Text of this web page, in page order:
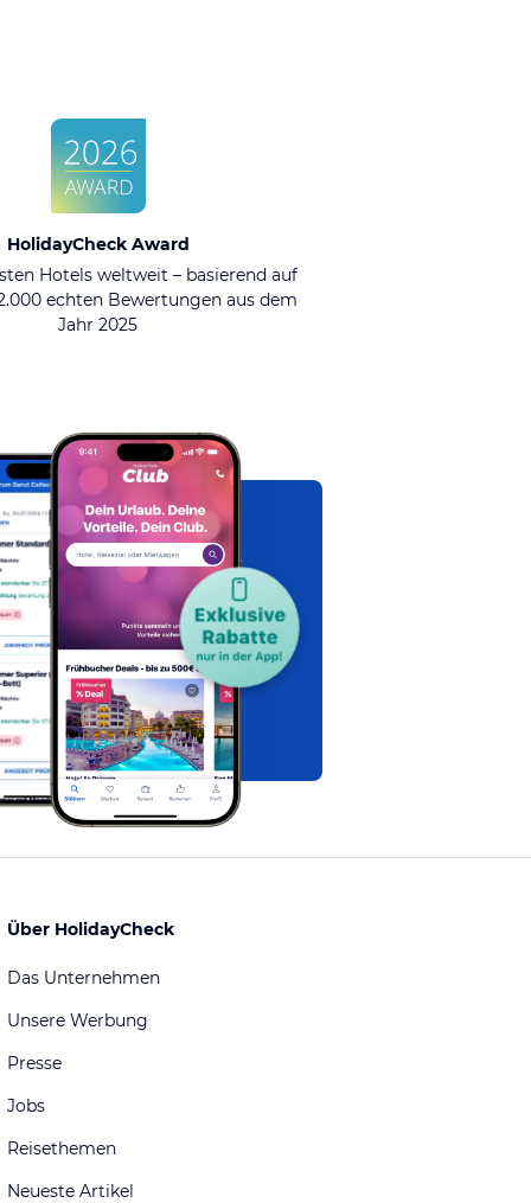
HolidayCheck Award
Hotels weltweit – basierend auf
echten Bewertungen aus dem
Jahr 2025
Über HolidayCheck
Das Unternehmen
Unsere Werbung
Presse
Jobs
Reisethemen
Neueste Artikel